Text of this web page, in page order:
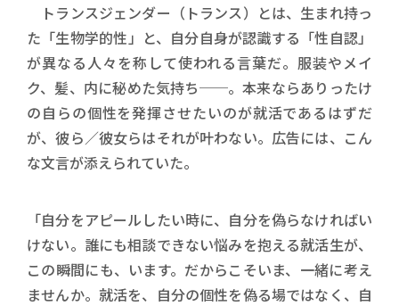
トランスジェンダー（トランス）とは、生まれ持っ
た「生物学的性」と、自分自身が認識する「性自認」
が異なる人々を称して使われる言葉だ。服装やメイ
ク、髪、内に秘めた気持ち──。本来ならありったけ
の自らの個性を発揮させたいのが就活であるはずだ
が、彼ら／彼女らはそれが叶わない。広告には、こん
な文言が添えられていた。
「自分をアピールしたい時に、自分を偽らなければい
けない。誰にも相談できない悩みを抱える就活生が、
この瞬間にも、います。だからこそいま、一緒に考え
ませんか。就活を、自分の個性を偽る場ではなく、自